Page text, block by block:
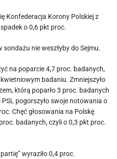
Konfederacja Korony Polskiej z
o 0,6 pkt proc.
nie weszłyby do Sejmu.
na poparcie 4,7 proc. badanych,
badaniu. Zmniejszyło
którą poparło 3 proc. badanych
pogorszyło swoje notowania o
Chęć głosowania na Polskę
badanych, czyli o 0,3 pkt proc.
wyraziło 0,4 proc.